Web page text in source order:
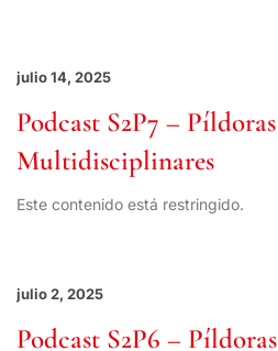
julio 14, 2025
Podcast S2P7 – Píldoras
Multidisciplinares
Este contenido está restringido.
julio 2, 2025
Podcast S2P6 – Píldoras